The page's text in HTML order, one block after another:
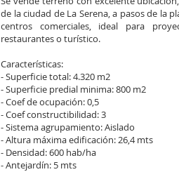
de la ciudad de La Serena, a pasos de la
centros comerciales, ideal para
restaurantes o turístico.
Características:
- Superficie total: 4.320 m2
- Superficie predial minima: 800 m2
- Coef de ocupación: 0,5
- Coef constructibilidad: 3
- Sistema agrupamiento: Aislado
- Altura máxima edificación: 26,4 mts
- Densidad: 600 hab/ha
- Antejardín: 5 mts